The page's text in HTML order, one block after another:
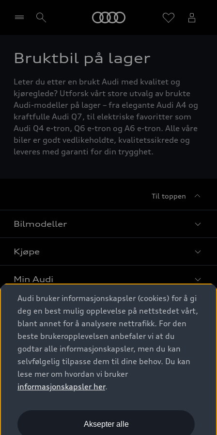
Velg forhandler
Bruktbil på lager
Leter du etter en brukt Audi med kvalitet og
kjøreglede? Utforsk vårt store utvalg av brukte
Audi-modeller på lager – fra elegante Audi A4 og
kraftfulle Audi Q7, til elektriske favoritter som
Audi Q4 e-tron, Q6 e-tron og A6 e-tron. Alle våre
biler er godt vedlikeholdte, kvalitetssikrede og
leveres med garanti for din trygghet.
Til toppen
Bilmodeller
Finn din Audi
Sammenlign bilmodeller
Elbiler
SUV
Stasjonsvogn
Sportback
S/RS
Konseptbiler og prototyper
Kjøpe
Kjøpshjelp
Biler på lager
Finn forhandler
Bestill prøvekjøring
Kontakt forhandler
Bilgarantier
Min Audi
Behold nybilfølelsen
Audi Originalt tilbehør
Verkstedtjenester
Digitale tjenester
Audi digitale tjenester
Audi connect
Functions on demand
Kom i gang med myAudi
Audi Norge
Kundeservice
Audi Driving Experience
© 2026 AUDI NORGE. All Rights Reserved.
Imprint
Audi bruker informasjonskapsler (cookies) for å gi
deg en best mulig opplevelse på nettstedet vårt,
blant annet for å analysere nettrafikk. For den
beste brukeropplevelsen anbefaler vi at du
godtar alle informasjonskapsler, men du kan
selvfølgelig tilpasse dem til dine behov. Du kan
lese mer om hvordan vi bruker
informasjonskapsler her.
Aksepter alle